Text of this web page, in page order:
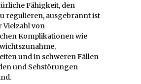
Fähigkeit, den
regulieren, ausgebrannt ist
Vielzahl von
Komplikationen wie
und in schweren Fällen
und Sehstörungen